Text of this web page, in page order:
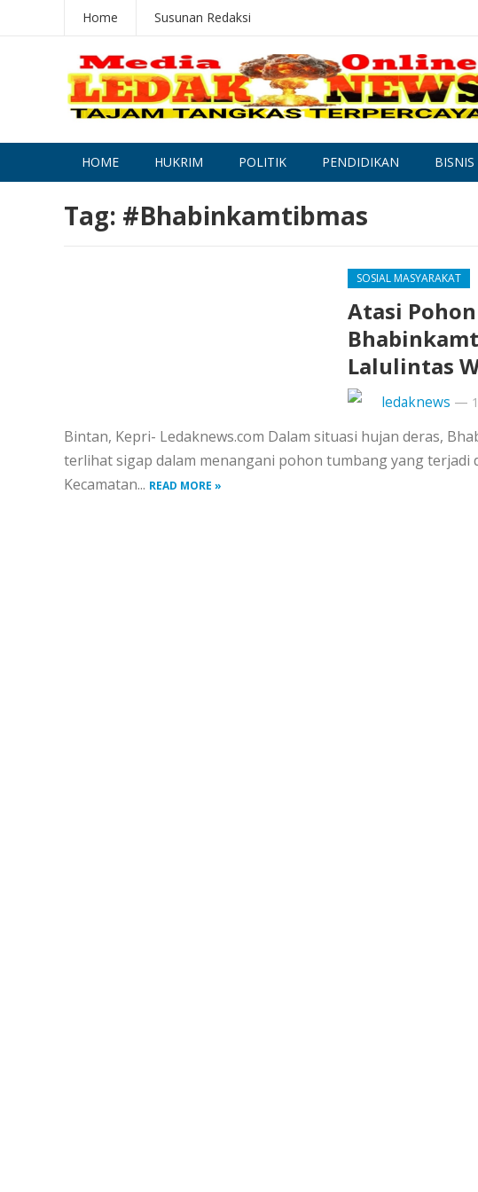
Home Susunan Redaksi
HOME HUKRIM POLITIK PENDIDIKAN BISNIS
Tag: #Bhabinkamtibmas
SOSIAL MASYARAKAT
Atasi
Lalulintas
ledaknews —
Bintan, Kepri- Ledaknews.com Dalam situasi hujan deras,
terlihat sigap dalam menangani pohon tumbang yang terjadi
Kecamatan... READ MORE »